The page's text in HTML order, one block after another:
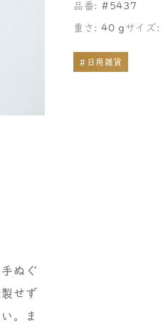
ぬぐ
せず
。ま
品番: #5437
重さ: 40 g サイズ:
#日用雑貨